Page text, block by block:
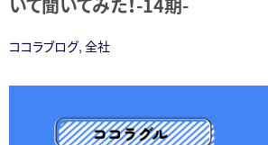
ココラブログ, 全社